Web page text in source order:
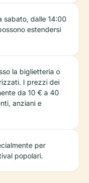
sabato, dalle 14:00
estendersi
la biglietteria o
I prezzi dei
da 10 € a 40
anziani e
per
popolari.